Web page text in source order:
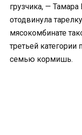
грузчика, —
отодвинула
мясокомбинате
третьей категории
семью кормишь.